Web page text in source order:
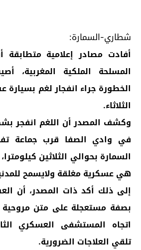
شطاري-السمارة:
أفادت مصادر إعلامية متطابقة
المسلحة الملكية المغربية،
الخطورة جراء انفجار لغم بسيارة
الثلاثاء.
وكشف المصدر أن اللغم انفجر
في وادي الصفا قرب جماعة
السمارة بحوالي الثلاثين
هي عسكرية مغلقة ولايسمح
إلى ذلك أكد ذات المصدر، أن
بصفة مستعجلة على متن
اتجاه المستشفى العسكري
تلقي العلاجات الضرورية.